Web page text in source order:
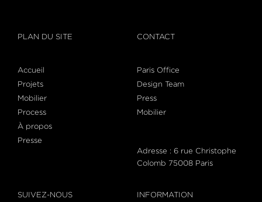
PLAN DU SITE
Accueil
Projets
Mobilier
Process
À propos
Presse
CONTACT
Paris Office
Design Team
Press
Mobilier
Adresse : 6 rue Christophe
Colomb 75008 Paris
SUIVEZ-NOUS INFORMATION